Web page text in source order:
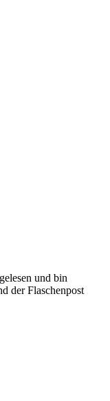
gelesen und bin
der Flaschenpost